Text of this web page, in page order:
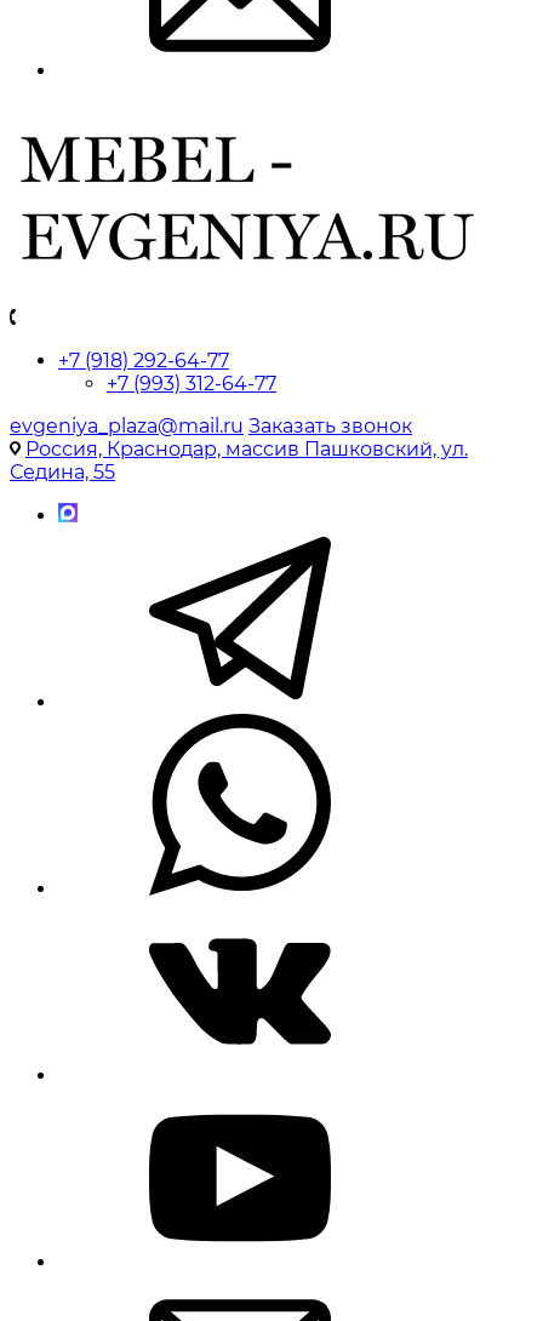
+7 (918) 292-64-77
+7 (993) 312-64-77
evgeniya_plaza@mail.ru Заказать звонок
Россия, Краснодар, массив Пашковский, ул.
Седина, 55